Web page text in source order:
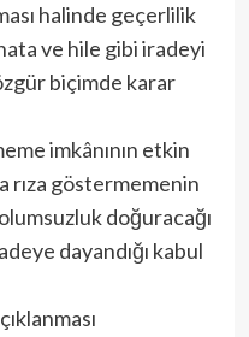
halinde geçerlilik
ve hile gibi iradeyi
biçimde karar
imkânının etkin
rıza göstermemenin
doğuracağı
dayandığı kabul